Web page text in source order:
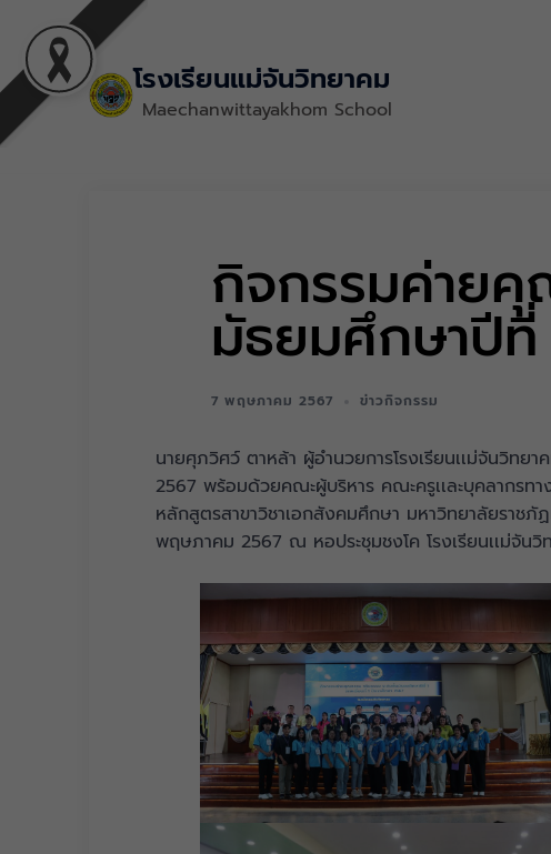
โรงเรียนแม่จันวิทยาคม
Maechanwittayakhom School
กิจกรรมค่ายคุ
มัธยมศึกษาปีที่
7 พฤษภาคม 2567 ข่าวกิจกรรม
นายศุภวิศว์ ตาหล้า ผู้อำนวยการโรงเรียนเเม่จันวิทย
2567 พร้อมด้วยคณะผู้บริหาร คณะครูเเละบุคลากรท
หลักสูตรสาขาวิชาเอกสังคมศึกษา มหาวิทยาลัยราชภั
พฤษภาคม 2567 ณ หอประชุมชงโค โรงเรียนเเม่จันวิ